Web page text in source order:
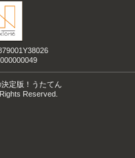
定版！うたてん
Reserved.